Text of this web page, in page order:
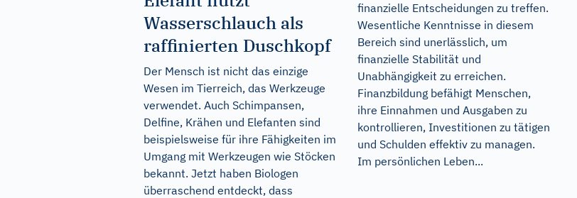
Wasserschlauch als
raffinierten Duschkopf
Der Mensch ist nicht das einzige
Wesen im Tierreich, das Werkzeuge
verwendet. Auch Schimpansen,
Delfine, Krähen und Elefanten sind
beispielsweise für ihre Fähigkeiten im
Umgang mit Werkzeugen wie Stöcken
bekannt. Jetzt haben Biologen
überraschend entdeckt, dass
finanzielle Entscheidungen zu treffen.
Wesentliche Kenntnisse in diesem
Bereich sind unerlässlich, um
finanzielle Stabilität und
Unabhängigkeit zu erreichen.
Finanzbildung befähigt Menschen,
ihre Einnahmen und Ausgaben zu
kontrollieren, Investitionen zu tätigen
und Schulden effektiv zu managen.
Im persönlichen Leben...